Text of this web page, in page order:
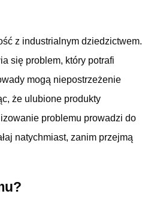
z industrialnym dziedzictwem.
się problem, który potrafi
mogą niepostrzeżenie
że ulubione produkty
problemu prowadzi do
natychmiast, zanim przejmą